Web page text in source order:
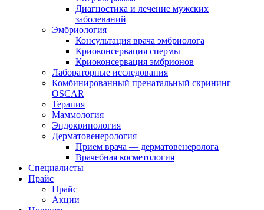
Диагностика и лечение мужских
заболеваний
Эмбриология
Консультация врача эмбриолога
Криоконсервация спермы
Криоконсервация эмбрионов
Лабораторные исследования
Комбинированный пренатальный скрининг
OSCAR
Терапия
Маммология
Эндокринология
Дерматовенерология
Прием врача — дерматовенеролога
Врачебная косметология
Специалисты
Прайс
Прайс
Акции